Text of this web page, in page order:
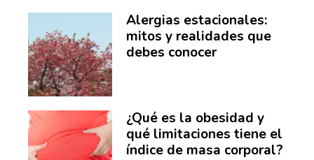
Alergias estacionales:
mitos y realidades que
debes conocer
¿Qué es la obesidad y
qué limitaciones tiene el
índice de masa corporal?